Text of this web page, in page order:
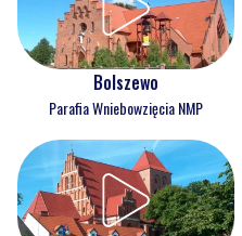
Bolszewo
Parafia Wniebowzięcia NMP